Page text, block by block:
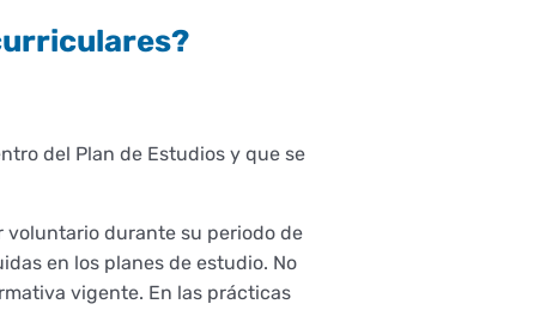
del Plan de Estudios y que se
voluntario durante su periodo de
en los planes de estudio. No
vigente. En las prácticas